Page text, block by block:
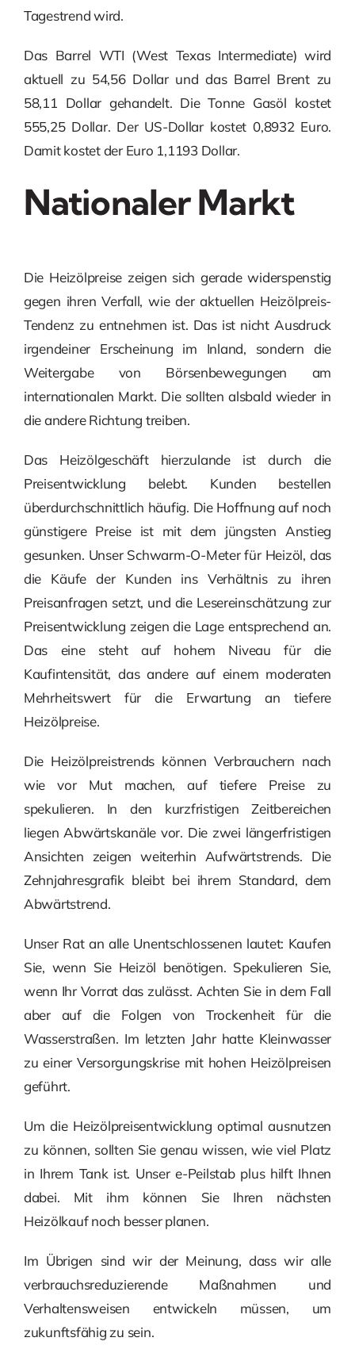
Tagestrend wird.
Das Barrel WTI (West Texas Intermediate) wird
aktuell zu 54,56 Dollar und das Barrel Brent zu
58,11 Dollar gehandelt. Die Tonne Gasöl kostet
555,25 Dollar. Der US-Dollar kostet 0,8932 Euro.
Damit kostet der Euro 1,1193 Dollar.
Nationaler Markt
Die Heizölpreise zeigen sich gerade widerspenstig
gegen ihren Verfall, wie der aktuellen Heizölpreis-
Tendenz zu entnehmen ist. Das ist nicht Ausdruck
irgendeiner Erscheinung im Inland, sondern die
Weitergabe von Börsenbewegungen am
internationalen Markt. Die sollten alsbald wieder in
die andere Richtung treiben.
Das Heizölgeschäft hierzulande ist durch die
Preisentwicklung belebt. Kunden bestellen
überdurchschnittlich häufig. Die Hoffnung auf noch
günstigere Preise ist mit dem jüngsten Anstieg
gesunken. Unser Schwarm-O-Meter für Heizöl, das
die Käufe der Kunden ins Verhältnis zu ihren
Preisanfragen setzt, und die Lesereinschätzung zur
Preisentwicklung zeigen die Lage entsprechend an.
Das eine steht auf hohem Niveau für die
Kaufintensität, das andere auf einem moderaten
Mehrheitswert für die Erwartung an tiefere
Heizölpreise.
Die Heizölpreistrends können Verbrauchern nach
wie vor Mut machen, auf tiefere Preise zu
spekulieren. In den kurzfristigen Zeitbereichen
liegen Abwärtskanäle vor. Die zwei längerfristigen
Ansichten zeigen weiterhin Aufwärtstrends. Die
Zehnjahresgrafik bleibt bei ihrem Standard, dem
Abwärtstrend.
Unser Rat an alle Unentschlossenen lautet: Kaufen
Sie, wenn Sie Heizöl benötigen. Spekulieren Sie,
wenn Ihr Vorrat das zulässt. Achten Sie in dem Fall
aber auf die Folgen von Trockenheit für die
Wasserstraßen. Im letzten Jahr hatte Kleinwasser
zu einer Versorgungskrise mit hohen Heizölpreisen
geführt.
Um die Heizölpreisentwicklung optimal ausnutzen
zu können, sollten Sie genau wissen, wie viel Platz
in Ihrem Tank ist. Unser e-Peilstab plus hilft Ihnen
dabei. Mit ihm können Sie Ihren nächsten
Heizölkauf noch besser planen.
Im Übrigen sind wir der Meinung, dass wir alle
verbrauchsreduzierende Maßnahmen und
Verhaltensweisen entwickeln müssen, um
zukunftsfähig zu sein.